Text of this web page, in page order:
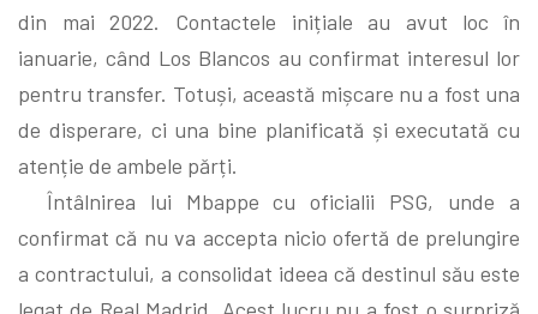
din mai 2022. Contactele inițiale au avut loc în
ianuarie, când Los Blancos au confirmat interesul lor
pentru transfer. Totuși, această mișcare nu a fost una
de disperare, ci una bine planificată și executată cu
atenție de ambele părți.
Întâlnirea lui Mbappe cu oficialii PSG, unde a
confirmat că nu va accepta nicio ofertă de prelungire
a contractului, a consolidat ideea că destinul său este